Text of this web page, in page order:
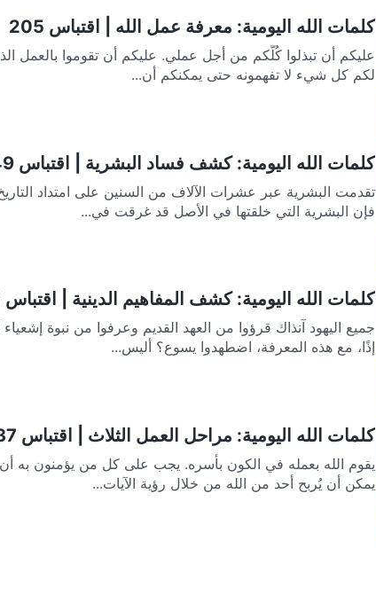
كلمات الله اليومية: معرفة عمل الله | اقتباس 205
عليكم أن تبذلوا كُلَّكم من أجل عملي. عليكم أن تقوموا بالعمل
لكم كل شيء لا تفهمونه حتى يمكنكم أن...
كلمات الله اليومية: كشف فساد البشرية | اقتباس 349
تقدمت البشرية عبر عشرات الآلاف من السنين على امتداد
فإن البشرية التي خلقتها في الأصل قد غرقت في...
كلمات الله اليومية: كشف المفاهيم الدينية | اقتباس 285
جميع اليهود آنذاك قرؤوا من العهد القديم وعرفوا من نبوة
إذًا، مع هذه المعرفة، اضطهدوا يسوع؟ أليس...
كلمات الله اليومية: مراحل العمل الثلاث | اقتباس 37
يقوم الله بعمله في الكون بأسره. يجب على كل من يؤمنون به أن
يمكن أن يُربح أحد من الله من خلال رؤية الآيات...